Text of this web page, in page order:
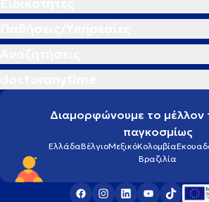
Διαμορφώνουμε το μέλλον
παγκοσμίως
ΕλλάδαΒέλγιοΜεξικόΚολομβία
Βραζιλία